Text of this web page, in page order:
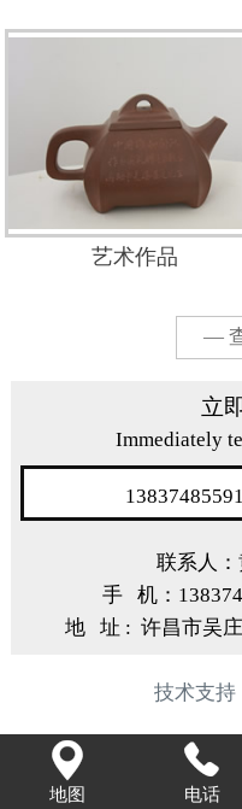
艺术作品
—
立
Immediately
13837485591
联系人
手 机：
地 址 : 许昌市吴
技术支持

地图

电话